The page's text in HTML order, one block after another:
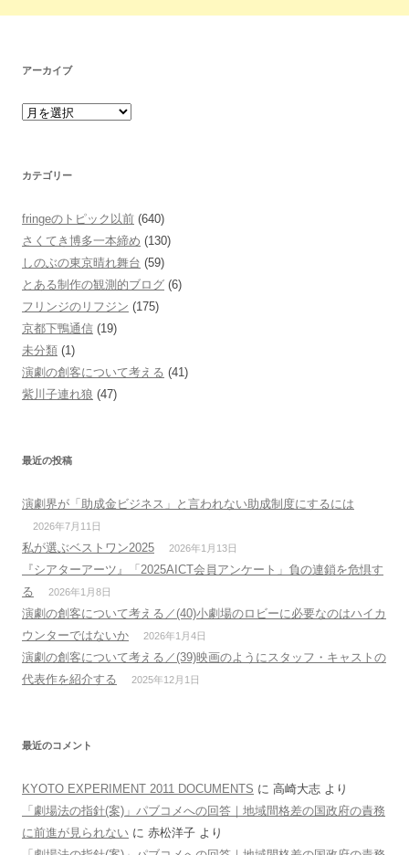
アーカイブ
カテゴリー
fringeのトピック以前 (640)
さくてき博多一本締め (130)
しのぶの東京晴れ舞台 (59)
とある制作の観測的ブログ (6)
フリンジのリフジン (175)
京都下鴨通信 (19)
未分類 (1)
演劇の創客について考える (41)
紫川子連れ狼 (47)
最近の投稿
演劇界が「助成金ビジネス」と言われない助成制度にするには
2026年7月11日
私が選ぶベストワン2025 2026年1月13日
『シアターアーツ』「2025AICT会員アンケート」負の連鎖を危惧す
る
2026年1月8日
演劇の創客について考える／(40)小劇場のロビーに必要なのはハイカ
ウンターではないか
2026年1月4日
演劇の創客について考える／(39)映画のようにスタッフ・キャストの
代表作を紹介する
2025年12月1日
最近のコメント
KYOTO EXPERIMENT 2011 DOCUMENTS に 高崎大志 より
「劇場法の指針(案)」パブコメへの回答｜地域間格差の国政府の責務
に前進が見られない に 赤松洋子 より